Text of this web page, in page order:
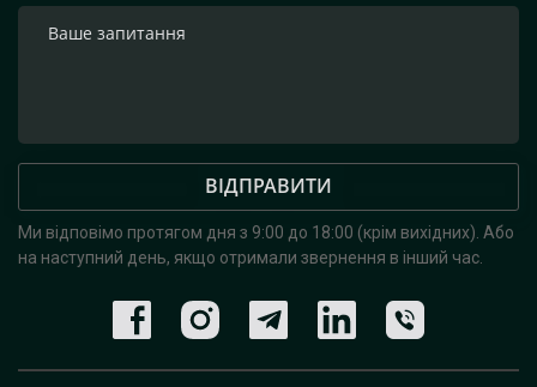
ВІДПРАВИТИ
Ми відповімо протягом дня з 9:00 до 18:00 (крім вихідних). Або
на наступний день, якщо отримали звернення в інший час.